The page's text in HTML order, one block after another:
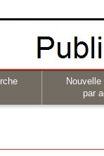
par